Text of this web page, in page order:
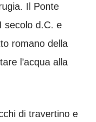
Il Ponte
secolo d.C. e
romano della
l’acqua alla
di travertino e